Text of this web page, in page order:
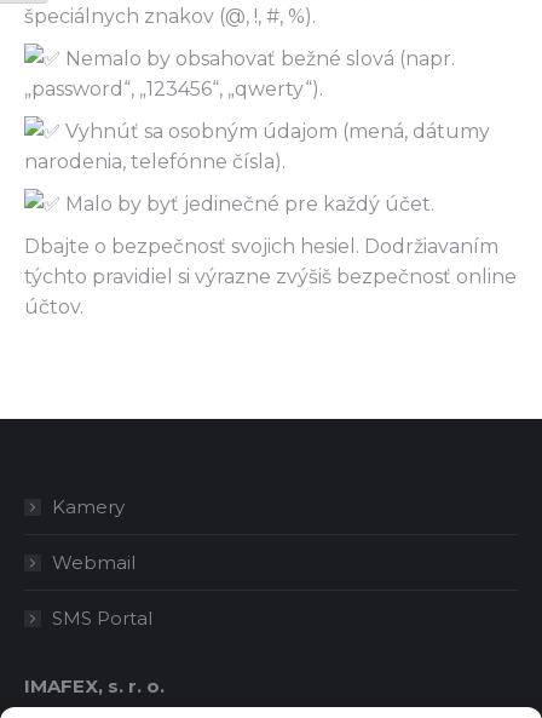
špeciálnych znakov (@, !, #, %).
Nemalo by obsahovať bežné slová (napr.
„password“, „123456“, „qwerty“).
Vyhnúť sa osobným údajom (mená, dátumy
narodenia, telefónne čísla).
Malo by byť jedinečné pre každý účet.
Dbajte o bezpečnosť svojich hesiel. Dodržiavaním
týchto pravidiel si výrazne zvýšiš bezpečnosť online
účtov.
Kamery
Webmail
SMS Portal
IMAFEX, s. r. o.